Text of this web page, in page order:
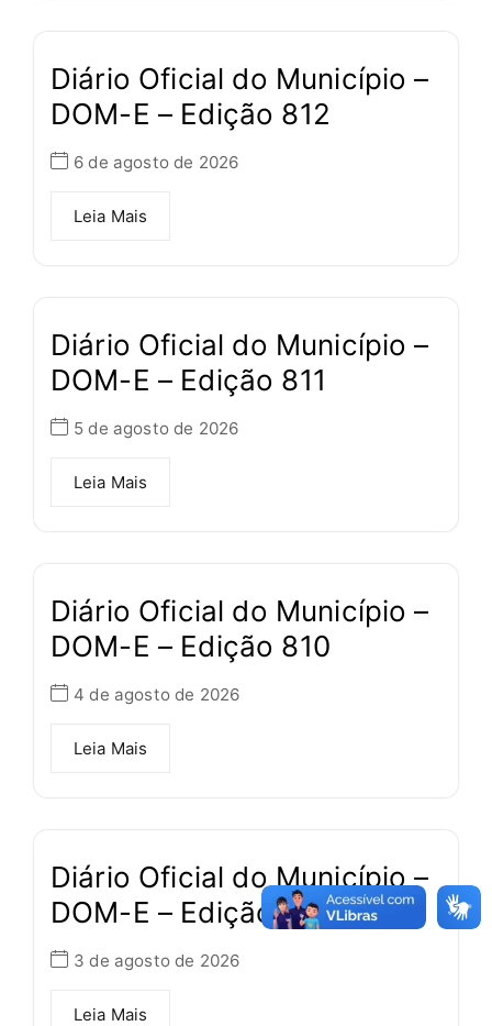
Diário Oficial do Município –
DOM-E – Edição 812
6 de agosto de 2026
Leia Mais
Diário Oficial do Município –
DOM-E – Edição 811
5 de agosto de 2026
Leia Mais
Diário Oficial do Município –
DOM-E – Edição 810
4 de agosto de 2026
Leia Mais
Diário Oficial do Município –
DOM-E – Edição 809
3 de agosto de 2026
Leia Mais